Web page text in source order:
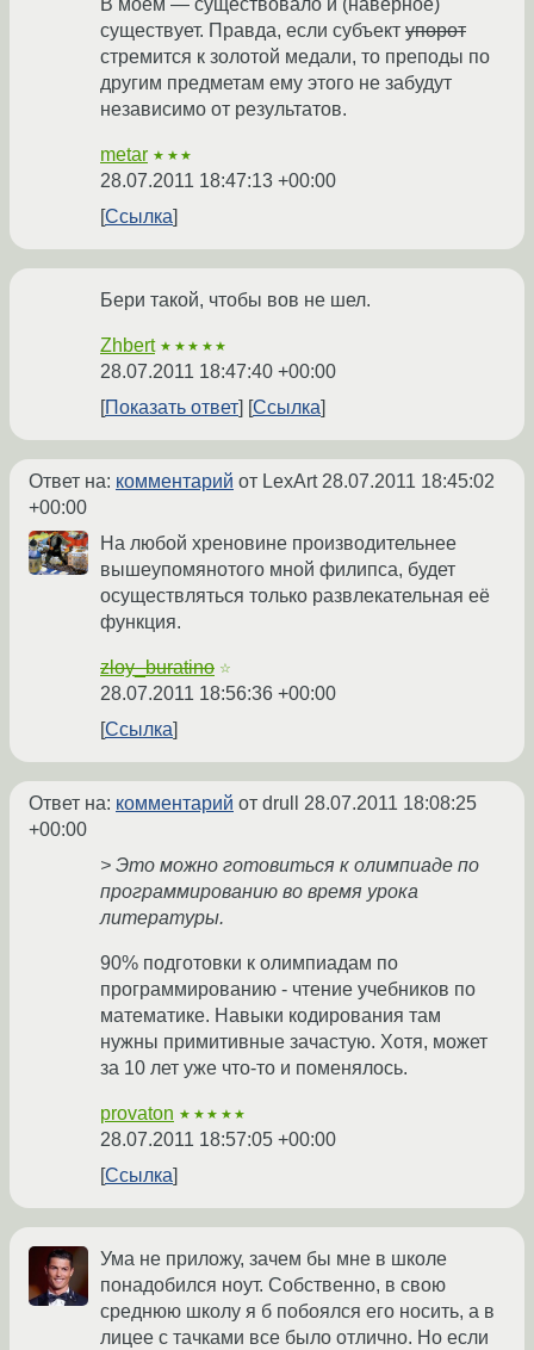
В моем — существовало и (наверное)
существует. Правда, если субъект упорот
стремится к золотой медали, то преподы по
другим предметам ему этого не забудут
независимо от результатов.
metar ★★★
28.07.2011 18:47:13 +00:00
Ссылка
Бери такой, чтобы вов не шел.
Zhbert ★★★★★
28.07.2011 18:47:40 +00:00
Показать ответ
Ссылка
Ответ на: комментарий от LexArt28.07.2011 18:45:02
+00:00
На любой хреновине производительнее
вышеупомянотого мной филипса, будет
осуществляться только развлекательная её
функция.
zloy_buratino ☆
28.07.2011 18:56:36 +00:00
Ссылка
Ответ на: комментарий от drull 28.07.2011 18:08:25
+00:00
> Это можно готовиться к олимпиаде по
программированию во время урока
литературы.
90% подготовки к олимпиадам по
программированию - чтение учебников по
математике. Навыки кодирования там
нужны примитивные зачастую. Хотя, может
за 10 лет уже что-то и поменялось.
provaton ★★★★★
28.07.2011 18:57:05 +00:00
Ссылка
Ума не приложу, зачем бы мне в школе
понадобился ноут. Собственно, в свою
среднюю школу я б побоялся его носить, а в
лицее с тачками все было отлично. Но если